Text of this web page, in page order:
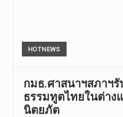
วันจัน
HOTNEWS
กมธ.ศาสนาฯสภาฯรั
ธรรมทูตไทยในต่าง
นิตยภัต